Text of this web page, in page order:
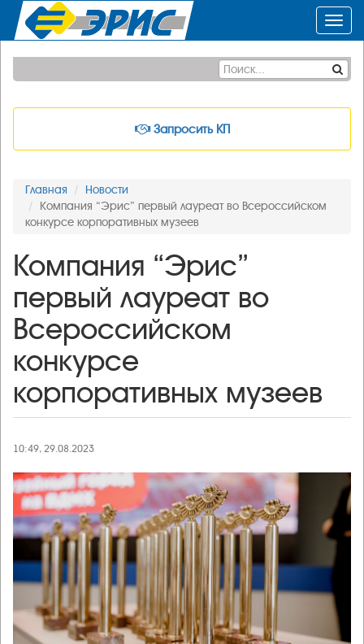
Запросить КП
Главная
Новости
Компания “Эриc” первый лауреат во Всероссийском
конкурсе корпоративных музеев
Компания “Эриc”
первый лауреат во
Всероссийском
конкурсе
корпоративных музеев
10:49, 29.08.2023